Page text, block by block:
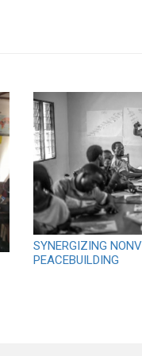
SYNERGIZING
PEACEBUILDING